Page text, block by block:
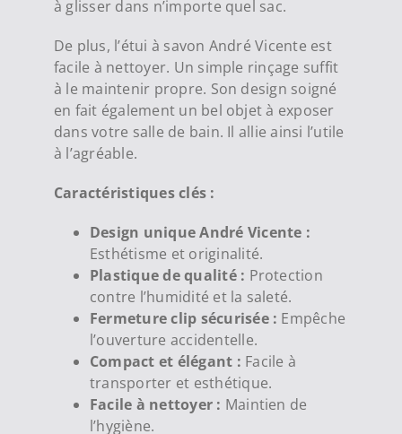
à glisser dans n’importe quel sac.
De plus, l’étui à savon André Vicente est
facile à nettoyer. Un simple rinçage suffit
à le maintenir propre. Son design soigné
en fait également un bel objet à exposer
dans votre salle de bain. Il allie ainsi l’utile
à l’agréable.
Caractéristiques clés :
Design unique André Vicente :
Esthétisme et originalité.
Plastique de qualité : Protection
contre l’humidité et la saleté.
Fermeture clip sécurisée : Empêche
l’ouverture accidentelle.
Compact et élégant : Facile à
transporter et esthétique.
Facile à nettoyer : Maintien de
l’hygiène.